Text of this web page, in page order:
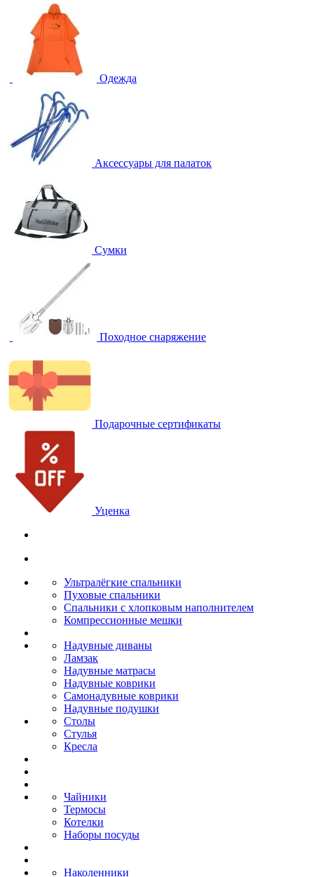
Одежда
Аксессуары для палаток
Сумки
Походное снаряжение
Подарочные сертификаты
Уценка
Ультралёгкие спальники
Пуховые спальники
Спальники с хлопковым наполнителем
Компрессионные мешки
Надувные диваны
Ламзак
Надувные матрасы
Надувные коврики
Самонадувные коврики
Надувные подушки
Столы
Стулья
Кресла
Чайники
Термосы
Котелки
Наборы посуды
Наколенники